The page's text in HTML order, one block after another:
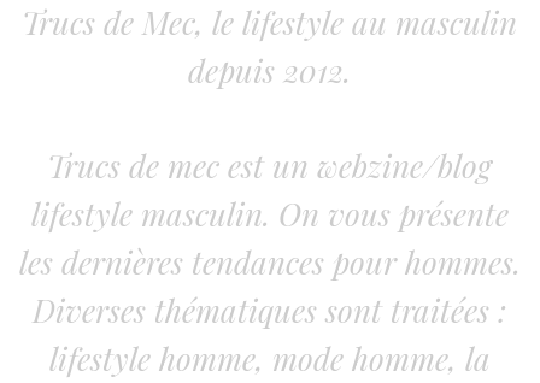
Trucs de Mec, le lifestyle au masculin
depuis 2012.
Trucs de mec est un webzine/blog
lifestyle masculin. On vous présente
les dernières tendances pour hommes.
Diverses thématiques sont traitées :
lifestyle homme, mode homme, la